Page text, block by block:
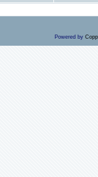
Powered by